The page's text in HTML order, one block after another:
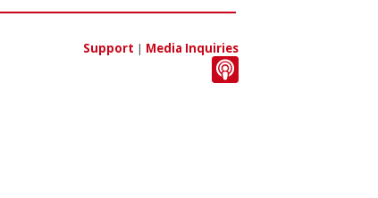
Support | Media Inquiries